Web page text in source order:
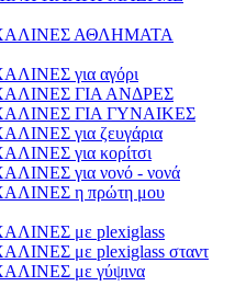
ΑΘΛΗΜΑΤΑ
για αγόρι
ΓΙΑ ΑΝΔΡΕΣ
ΓΙΑ ΓΥΝΑΙΚΕΣ
για ζευγάρια
για κορίτσι
για νονό - νονά
η πρώτη μου
με plexiglass
με plexiglass σταντ
με γύψινα